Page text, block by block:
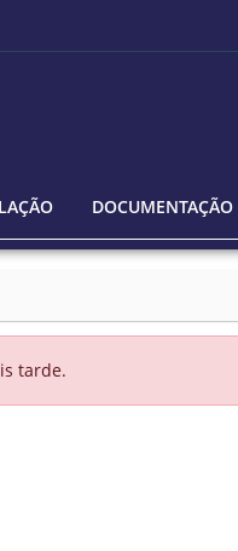
DOCUMENTAÇÃO
tarde.